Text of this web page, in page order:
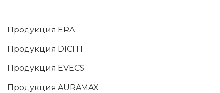
Продукция ERA
Продукция DICITI
Продукция EVECS
Продукция AURAMAX